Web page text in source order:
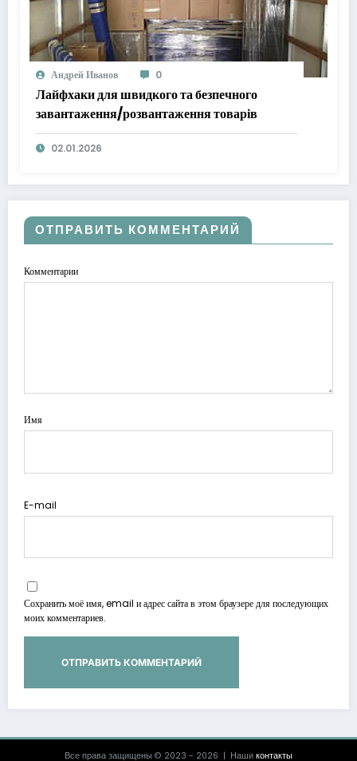
Андрей Иванов 0
Лайфхаки для швидкого та безпечного
завантаження/розвантаження товарів
02.01.2026
ОТПРАВИТЬ КОММЕНТАРИЙ
Комментарии
Имя
E-mail
Сохранить моё имя, email и адрес сайта в этом браузере для последующих
моих комментариев.
Все права защищены © 2023 - 2026 | Наши контакты